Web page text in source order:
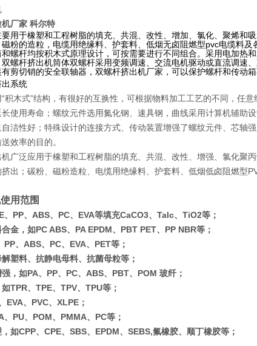
厂家 科尔特
用于橡塑和工程树脂的填充、共混、改性、增加、氯化、聚烯和
粉的造粒，电缆用绝缘料、护套料、低烟无卤阻燃型pvc电缆料
螺杆均按积木式原理设计，可按需要进行不同组合。采用电加热
螺杆挤出机筒体双螺杆采用变频调速、交流电机驱动或直流调速
剪切销的安全联轴器，双螺杆挤出机厂家，可以保护螺杆和传动
出系统
积木式”结构，有很好的互换性，可根据物料加工工艺的不同，任
用寿命；螺纹元件选用氮化钢、速具钢，曲线采用计算机辅助
性好；特殊设计的连接方式、传动装置增强了螺纹元件、芯轴
效率的目的。
广泛应用于橡塑和工程树脂的填充、共混、改性、增强、氯化聚
出；碳粉、磁粉造粒、电缆用绝缘料、护套料、低烟低卤阻燃型
用范围
、PP、ABS、PC、EVA等填充CaCO3、Talc、TiO2等；
金，如PC ABS、PA EPDM、PBT PET、PP NBR等；
PP、ABS、PC、EVA、PET等；
塑料、抗静电母料、抗菌母粒等；
，如PA、PP、PC、ABS、PBT、POM 玻纤；
TPR、TPE、TPV、TPU等；
EVA、PVC、XLPE；
、PU、POM、PMMA、PC等；
如CPP、CPE、SBS、EPDM、SEBS,氟橡胶、顺丁橡胶等；